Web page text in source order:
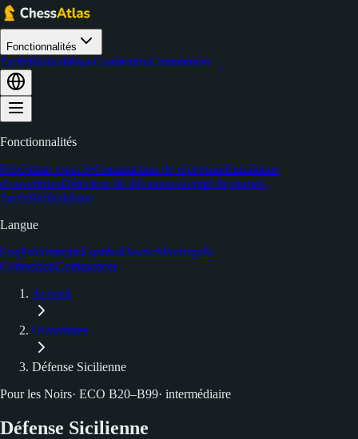
Fonctionnalités
TarifsBibliothèqueConnexionCommencer
Fonctionnalités
Répétition espacéeConstructeur de répertoireEntraîneur
d'ouverturesDétecteur de déviationsImport de parties
TarifsBibliothèque
Langue
EnglishFrançaisEspañolDeutschPortuguês
ConnexionCommencer
Accueil
Ouvertures
Défense Sicilienne
Pour les Noirs· ECO B20–B99· intermédiaire
Défense Sicilienne